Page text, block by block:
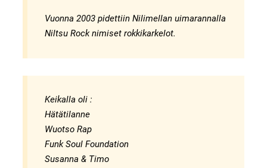
Vuonna 2003 pidettiin Nilimellan uimarannalla
Niltsu Rock nimiset rokkikarkelot.
Keikalla oli :
Hätätilanne
Wuotso Rap
Funk Soul Foundation
Susanna & Timo